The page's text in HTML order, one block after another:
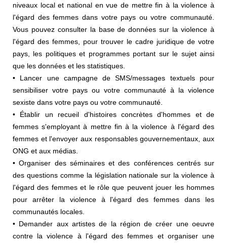
niveaux local et national en vue de mettre fin à la violence à
l'égard des femmes dans votre pays ou votre communauté.
Vous pouvez consulter la base de données sur la violence à
l'égard des femmes, pour trouver le cadre juridique de votre
pays, les politiques et programmes portant sur le sujet ainsi
que les données et les statistiques.
• Lancer une campagne de SMS/messages textuels pour
sensibiliser votre pays ou votre communauté à la violence
sexiste dans votre pays ou votre communauté.
• Établir un recueil d'histoires concrètes d'hommes et de
femmes s'employant à mettre fin à la violence à l'égard des
femmes et l'envoyer aux responsables gouvernementaux, aux
ONG et aux médias.
• Organiser des séminaires et des conférences centrés sur
des questions comme la législation nationale sur la violence à
l'égard des femmes et le rôle que peuvent jouer les hommes
pour arrêter la violence à l'égard des femmes dans les
communautés locales.
• Demander aux artistes de la région de créer une oeuvre
contre la violence à l'égard des femmes et organiser une